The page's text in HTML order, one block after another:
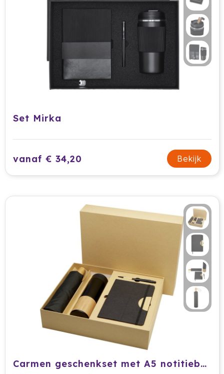
Set Mirka
vanaf € 34,20 Bekijk
Carmen geschenkset met A5 notitieboek met harde kaft en balpen (zwarte inkt)